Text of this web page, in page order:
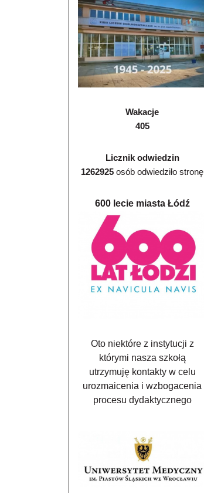
Wakacje
405
Licznik odwiedzin
1262925 osób odwiedziło stronę
600 lecie miasta Łódź
Oto niektóre z instytucji z
którymi nasza szkołą
utrzymuję kontakty w celu
urozmaicenia i wzbogacenia
procesu dydaktycznego